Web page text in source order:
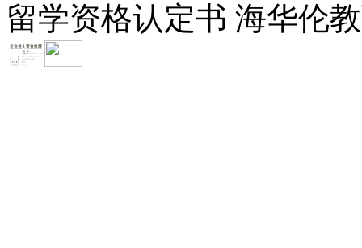
留学资格认定书 海华伦